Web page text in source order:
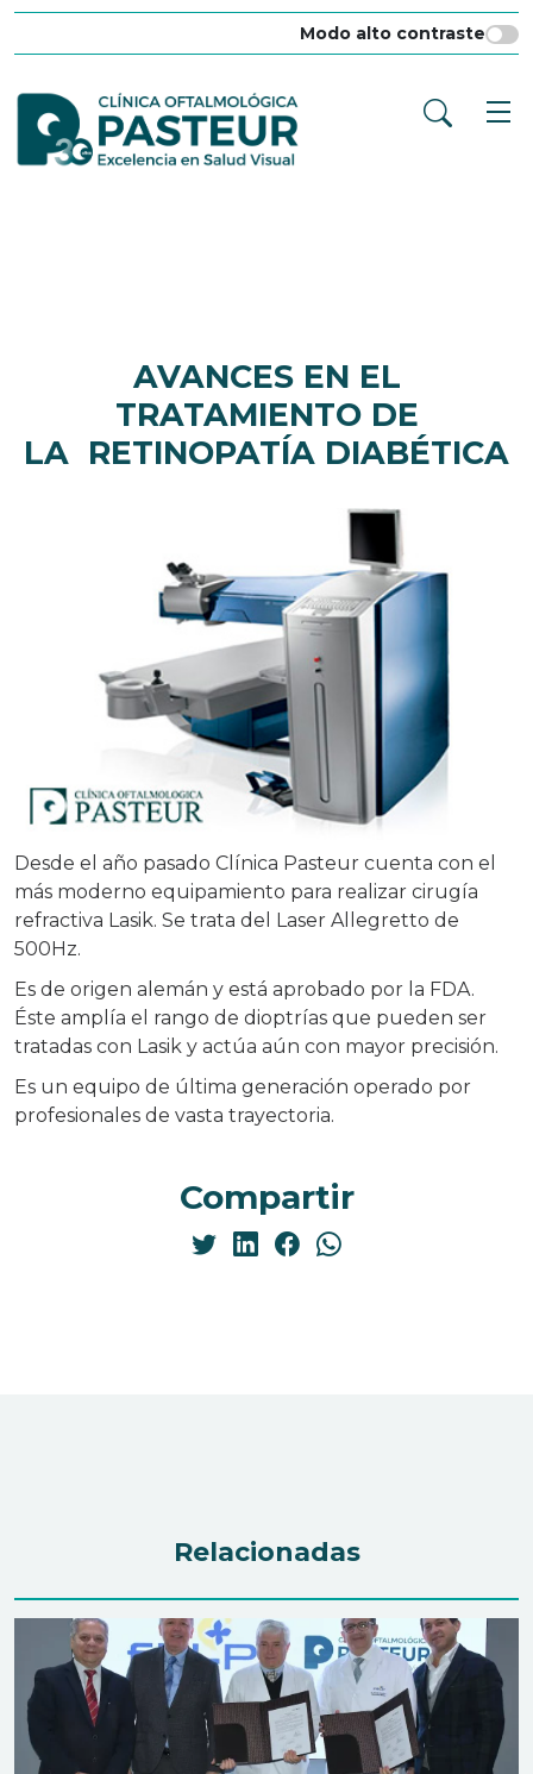
Modo alto contraste
AVANCES EN EL
TRATAMIENTO DE
LA RETINOPATÍA DIABÉTICA
Desde el año pasado Clínica Pasteur cuenta con el
más moderno equipamiento para realizar cirugía
refractiva Lasik. Se trata del Laser Allegretto de
500Hz.
Es de origen alemán y está aprobado por la FDA.
Éste amplía el rango de dioptrías que pueden ser
tratadas con Lasik y actúa aún con mayor precisión.
Es un equipo de última generación operado por
profesionales de vasta trayectoria.
Compartir
Relacionadas